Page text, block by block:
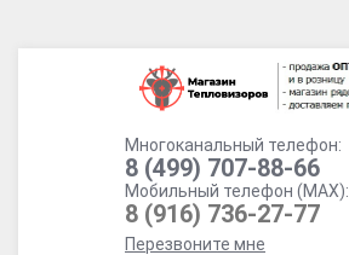
Многоканальный телефон:
8 (499) 707-88-66
Мобильный телефон (MAX):
8 (916) 736-27-77
Перезвоните мне